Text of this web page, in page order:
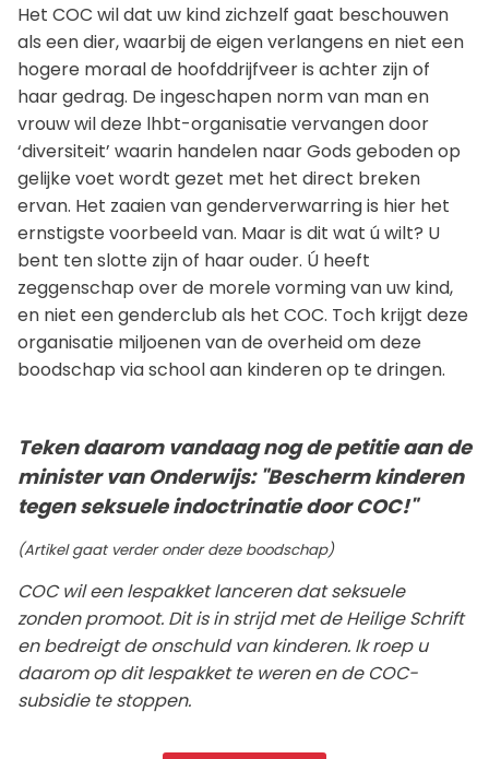
Het COC wil dat uw kind zichzelf gaat beschouwen
als een dier, waarbij de eigen verlangens en niet een
hogere moraal de hoofddrijfveer is achter zijn of
haar gedrag. De ingeschapen norm van man en
vrouw wil deze lhbt-organisatie vervangen door
‘diversiteit’ waarin handelen naar Gods geboden op
gelijke voet wordt gezet met het direct breken
ervan. Het zaaien van genderverwarring is hier het
ernstigste voorbeeld van. Maar is dit wat ú wilt? U
bent ten slotte zijn of haar ouder. Ú heeft
zeggenschap over de morele vorming van uw kind,
en niet een genderclub als het COC. Toch krijgt deze
organisatie miljoenen van de overheid om deze
boodschap via school aan kinderen op te dringen.
Teken daarom vandaag nog de petitie aan de
minister van Onderwijs: "Bescherm kinderen
tegen seksuele indoctrinatie door COC!"
(Artikel gaat verder onder deze boodschap)
COC wil een lespakket lanceren dat seksuele
zonden promoot. Dit is in strijd met de Heilige Schrift
en bedreigt de onschuld van kinderen. Ik roep u
daarom op dit lespakket te weren en de COC-
subsidie te stoppen.